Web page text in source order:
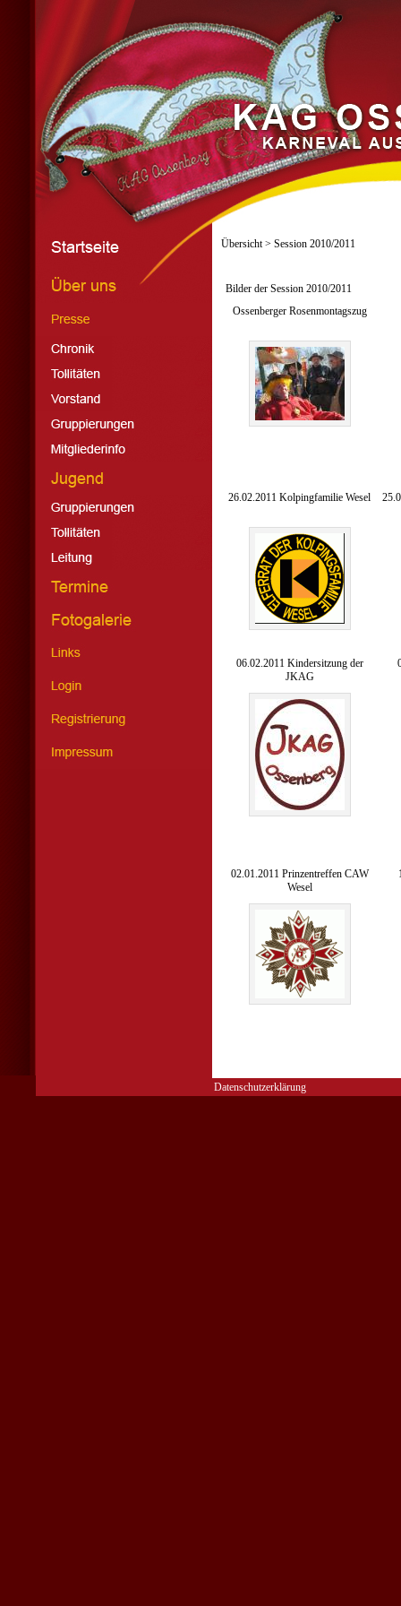
Übersicht> Session 2010/2011
Bilder der Session 2010/2011
Ossenberger Rosenmontagszug
26.02.2011 Kolpingfamilie Wesel
06.02.2011 Kindersitzung der
JKAG
02.01.2011 Prinzentreffen CAW
Wesel
Datenschutzerklärung